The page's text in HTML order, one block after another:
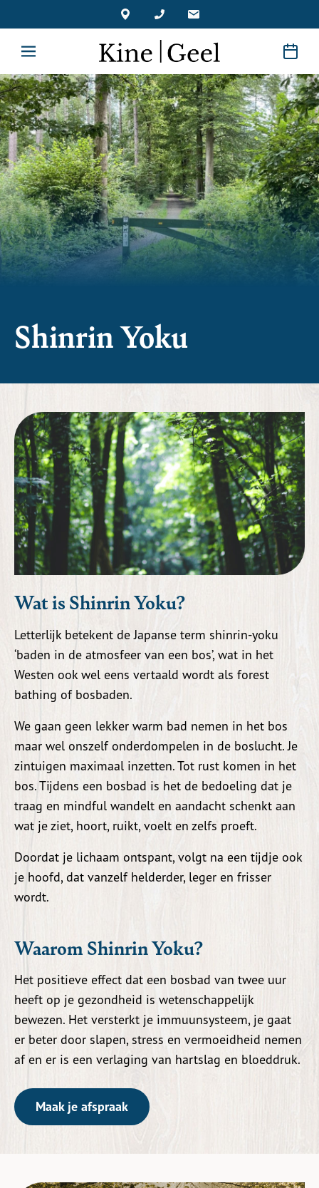
Shinrin Yoku
Wat is Shinrin Yoku?
Letterlijk betekent de Japanse term shinrin-yoku
‘baden in de atmosfeer van een bos’, wat in het
Westen ook wel eens vertaald wordt als forest
bathing of bosbaden.
We gaan geen lekker warm bad nemen in het bos
maar wel onszelf onderdompelen in de boslucht. Je
zintuigen maximaal inzetten. Tot rust komen in het
bos. Tijdens een bosbad is het de bedoeling dat je
traag en mindful wandelt en aandacht schenkt aan
wat je ziet, hoort, ruikt, voelt en zelfs proeft.
Doordat je lichaam ontspant, volgt na een tijdje ook
je hoofd, dat vanzelf helderder, leger en frisser
wordt.
Waarom Shinrin Yoku?
Het positieve effect dat een bosbad van twee uur
heeft op je gezondheid is wetenschappelijk
bewezen. Het versterkt je immuunsysteem, je gaat
er beter door slapen, stress en vermoeidheid nemen
af en er is een verlaging van hartslag en bloeddruk.
Maak je afspraak